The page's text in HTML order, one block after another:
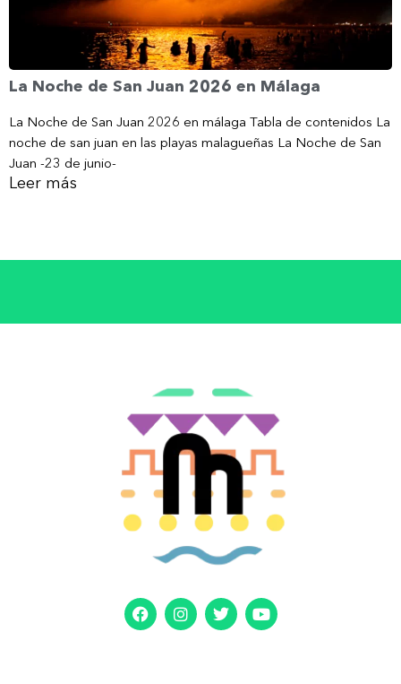
La Noche de San Juan 2026 en Málaga
La Noche de San Juan 2026 en málaga Tabla de contenidos La
noche de san juan en las playas malagueñas La Noche de San
Juan -23 de junio-
Leer más